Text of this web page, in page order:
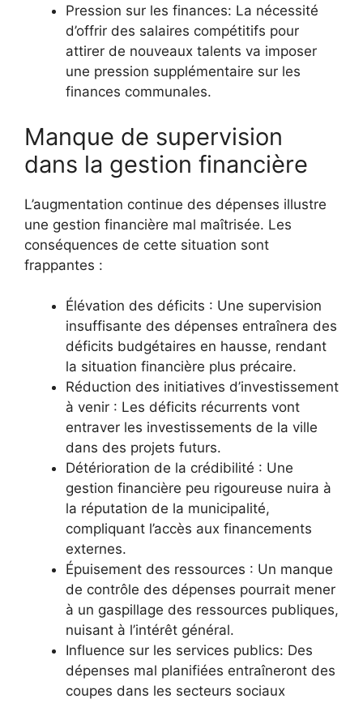
Pression sur les finances: La nécessité
d’offrir des salaires compétitifs pour
attirer de nouveaux talents va imposer
une pression supplémentaire sur les
finances communales.
Manque de supervision
dans la gestion financière
L’augmentation continue des dépenses illustre
une gestion financière mal maîtrisée. Les
conséquences de cette situation sont
frappantes :
Élévation des déficits : Une supervision
insuffisante des dépenses entraînera des
déficits budgétaires en hausse, rendant
la situation financière plus précaire.
Réduction des initiatives d’investissement
à venir : Les déficits récurrents vont
entraver les investissements de la ville
dans des projets futurs.
Détérioration de la crédibilité : Une
gestion financière peu rigoureuse nuira à
la réputation de la municipalité,
compliquant l’accès aux financements
externes.
Épuisement des ressources : Un manque
de contrôle des dépenses pourrait mener
à un gaspillage des ressources publiques,
nuisant à l’intérêt général.
Influence sur les services publics: Des
dépenses mal planifiées entraîneront des
coupes dans les secteurs sociaux